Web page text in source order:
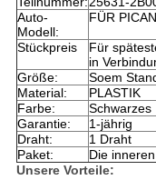
Auto-
Modell:
FÜR
Stückpreis
Für
in
Größe:
Soem
Material:
PLASTIK
Farbe:
Schwarzes
Garantie:
1-jährig
Draht:
1 Draht
Paket:
Die
Unsere Vorteile: